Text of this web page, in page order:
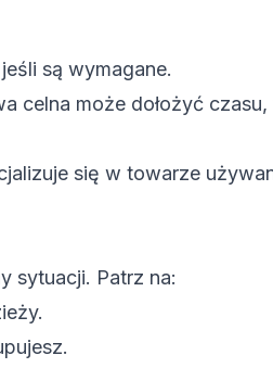
są wymagane.
celna może dołożyć
się w towarze
sytuacji. Patrz na: